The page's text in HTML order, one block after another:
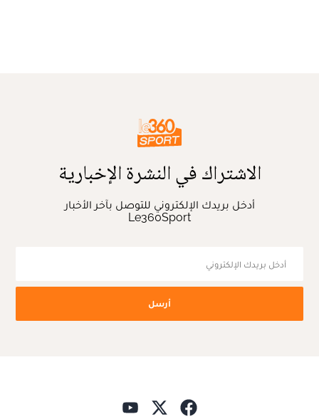
الاشتراك في النشرة الإخبارية
أدخل بريدك الإلكتروني للتوصل بآخر الأخبار
Le360Sport
أرسل